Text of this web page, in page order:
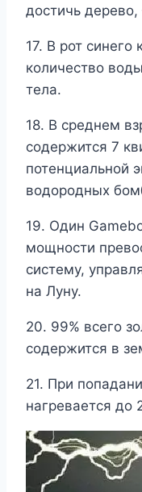
достичь
17. В рот
количество
тела.
18. В среднем
содержится 7
потенциальной
водородных
19. Один
мощности
систему,
на Луну.
20. 99% всего
содержится в
21. При
нагревается до